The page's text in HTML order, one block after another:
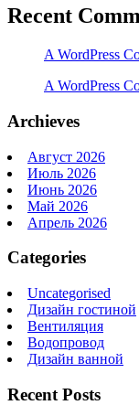
Recent
A WordPress
A WordPress
Archieves
Август 2026
Июль 2026
Июнь 2026
Май 2026
Апрель 2026
Categories
Uncategorised
Дизайн гостиной
Вентиляция
Водопровод
Дизайн ванной
Recent Posts